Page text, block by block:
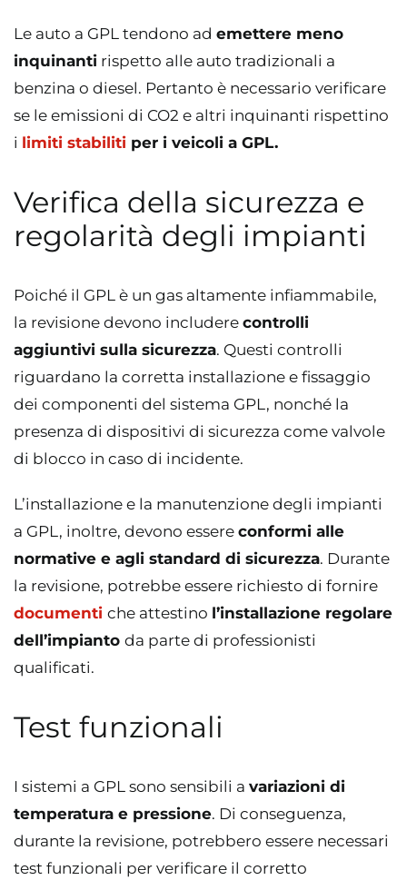
Le auto a GPL tendono ad emettere meno
inquinantirispetto alle auto tradizionali a
benzina o diesel. Pertanto è necessario verificare
se le emissioni di CO2 e altri inquinanti rispettino
i limiti stabiliti per i veicoli a GPL.
Verifica della sicurezza e
regolarità degli impianti
Poiché il GPL è un gas altamente infiammabile,
la revisione devono includere controlli
aggiuntivi sulla sicurezza. Questi controlli
riguardano la corretta installazione e fissaggio
dei componenti del sistema GPL, nonché la
presenza di dispositivi di sicurezza come valvole
di blocco in caso di incidente.
L’installazione e la manutenzione degli impianti
a GPL, inoltre, devono essere conformi alle
normative e agli standard di sicurezza. Durante
la revisione, potrebbe essere richiesto di fornire
documenti che attestino l’installazione regolare
dell’impianto da parte di professionisti
qualificati.
Test funzionali
I sistemi a GPL sono sensibili a variazioni di
temperatura e pressione. Di conseguenza,
durante la revisione, potrebbero essere necessari
test funzionali per verificare il corretto